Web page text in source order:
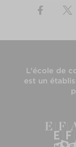
L'école de
est un